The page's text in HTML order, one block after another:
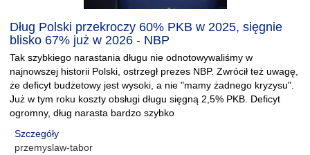
Dług Polski przekroczy 60% PKB w 2025, sięgnie
blisko 67% już w 2026 - NBP
Tak szybkiego narastania długu nie odnotowywaliśmy w
najnowszej historii Polski, ostrzegł prezes NBP. Zwrócił też uwagę,
że deficyt budżetowy jest wysoki, a nie "mamy żadnego kryzysu".
Już w tym roku koszty obsługi długu sięgną 2,5% PKB. Deficyt
ogromny, dług narasta bardzo szybko
Szczegóły
przemyslaw-tabor